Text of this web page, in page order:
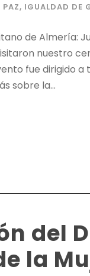
, IGUALDAD DE
de Almería:
nuestro
fue dirigido a
sobre la...
del
la